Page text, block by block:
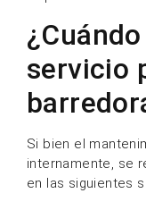
Problemas
El servicio
Diagnóstico
Uso de
Mayor